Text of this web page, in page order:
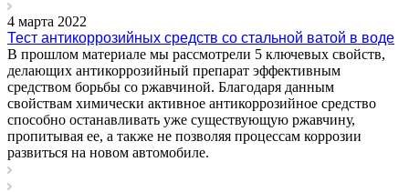
4 марта 2022
Тест антикоррозийных средств со стальной ватой в воде
В прошлом материале мы рассмотрели 5 ключевых свойств,
делающих антикоррозийный препарат эффективным
средством борьбы со ржавчиной. Благодаря данным
свойствам химически активное антикоррозийное средство
способно останавливать уже существующую ржавчину,
пропитывая ее, а также не позволяя процессам коррозии
развиться на новом автомобиле.